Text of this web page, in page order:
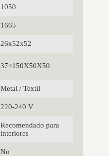
1050
1665
26x52x52
37<150X50X50
Metal / Textil
220-240 V
Recomendado para
interiores
No